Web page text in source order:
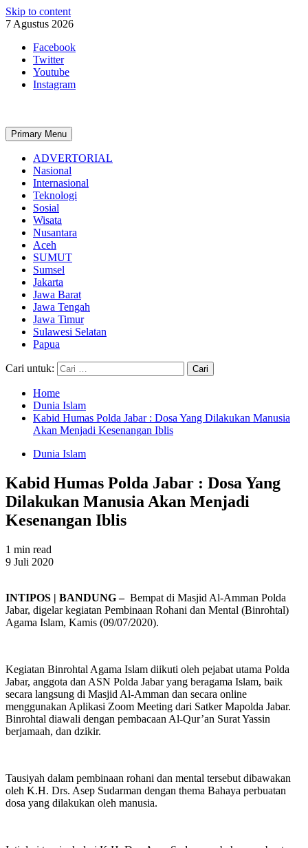
Skip to content
7 Agustus 2026
Facebook
Twitter
Youtube
Instagram
Primary Menu
ADVERTORIAL
Nasional
Internasional
Teknologi
Sosial
Wisata
Nusantara
Aceh
SUMUT
Sumsel
Jakarta
Jawa Barat
Jawa Tengah
Jawa Timur
Sulawesi Selatan
Papua
Cari untuk:
Home
Dunia Islam
Kabid Humas Polda Jabar : Dosa Yang Dilakukan Manusia
Akan Menjadi Kesenangan Iblis
Dunia Islam
Kabid Humas Polda Jabar : Dosa Yang
Dilakukan Manusia Akan Menjadi
Kesenangan Iblis
1 min read
9 Juli 2020
INTIPOS | BANDUNG – Bempat di Masjid Al-Amman Polda
Jabar, digelar kegiatan Pembinaan Rohani dan Mental (Binrohtal)
Agama Islam, Kamis (09/07/2020).
Kegiatan Binrohtal Agama Islam diikuti oleh pejabat utama Polda
Jabar, anggota dan ASN Polda Jabar yang beragama Islam, baik
secara langsung di Masjid Al-Amman dan secara online
menggunakan Aplikasi Zoom Meeting dari Satker Mapolda Jabar.
Binrohtal diawali dengan pembacaan Al-Qur’an Surat Yassin
berjamaah, dan dzikir.
Tausiyah dalam pembinaan rohani dan mental tersebut dibawakan
oleh K.H. Drs. Asep Sudarman dengan thema Bahaya perbuatan
dosa yang dilakukan oleh manusia.